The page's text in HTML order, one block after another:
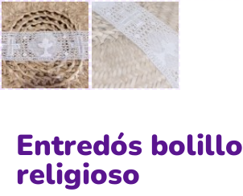
Entredós bolillo
religioso